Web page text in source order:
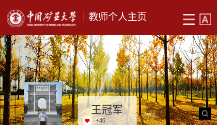
教师个人主页
王冠军
+46